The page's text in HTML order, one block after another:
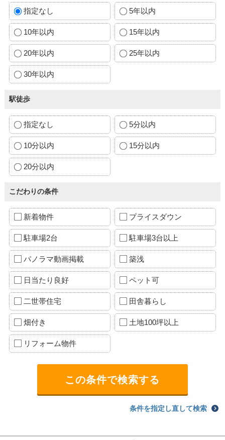
指定なし 5年以内
10年以内 15年以内
20年以内 25年以内
30年以内
駅徒歩
指定なし 5分以内
10分以内 15分以内
20分以内
こだわりの条件
新着物件 プライスダウン
駐車場2台 駐車場3台以上
パノラマ動画掲載 築浅
日当たり良好 ペット可
二世帯住宅 田舎暮らし
畑付き 土地100坪以上
リフォーム物件
条件を指定し直して検索